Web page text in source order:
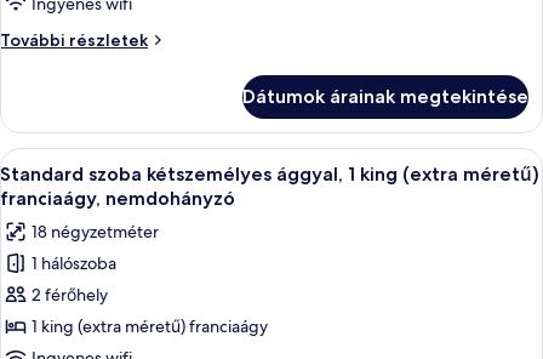
1
king
méretű)
franciaágy,
nemdohányzó
További részletek
Standard
(extra
méretű)
franciaágy,
nemdohányzó
részletei
Dátumok árainak megtekintése
A
következő
szoba
összes
képének
megtekintése:
Standard
Standard szoba kétszemélyes
6
Standard szoba kétszemélyes ággyal, 1 king (extra méretű)
franciaágy, nemdohányzó
18 négyzetméter
1 hálószoba
2 férőhely
1 king (extra méretű) franciaágy